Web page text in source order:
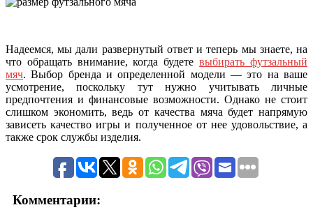
Надеемся, мы дали развернутый ответ и теперь мы знаете, на
что обращать внимание, когда будетевыбирать футзальный
мяч. Выбор бренда и определенной модели — это на ваше
усмотрение, поскольку тут нужно учитывать личные
предпочтения и финансовые возможности. Однако не стоит
слишком экономить, ведь от качества мяча будет напрямую
зависеть качество игры и полученное от нее удовольствие, а
также срок службы изделия.
Комментарии: